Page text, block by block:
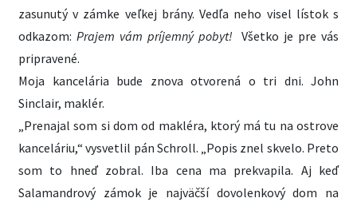
zasunutý v zámke veľkej brány. Vedľa neho visel lístok s
odkazom: Prajem vám príjemný pobyt! Všetko je pre vás
pripravené.
Moja kancelária bude znova otvorená o tri dni. John
Sinclair, maklér.
„Prenajal som si dom od makléra, ktorý má tu na ostrove
kanceláriu,“ vysvetlil pán Schroll. „Popis znel skvelo. Preto
som to hneď zobral. Iba cena ma prekvapila. Aj keď
Salamandrový zámok je najväčší dovolenkový dom na